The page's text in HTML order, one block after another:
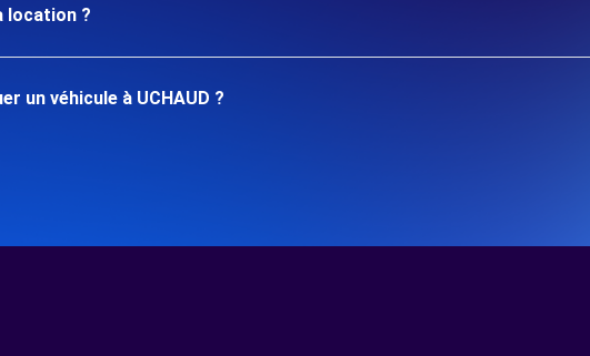
location ?
un véhicule à UCHAUD ?